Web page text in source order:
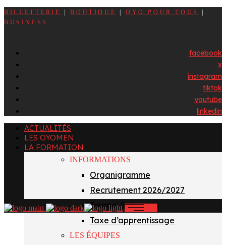
BILLETTERIE |BOUTIQUE |OYO POUR TOUS
BUSINESS
facebook
x
instagram
tiktok
youtube
linkedin
ACTUALITÉS
LES OYOMEN
LA FORMATION
INFORMATIONS
Organigramme
Recrutement 2026/2027
Tournoi Sainvoirin
Taxe d’apprentissage
LES ÉQUIPES